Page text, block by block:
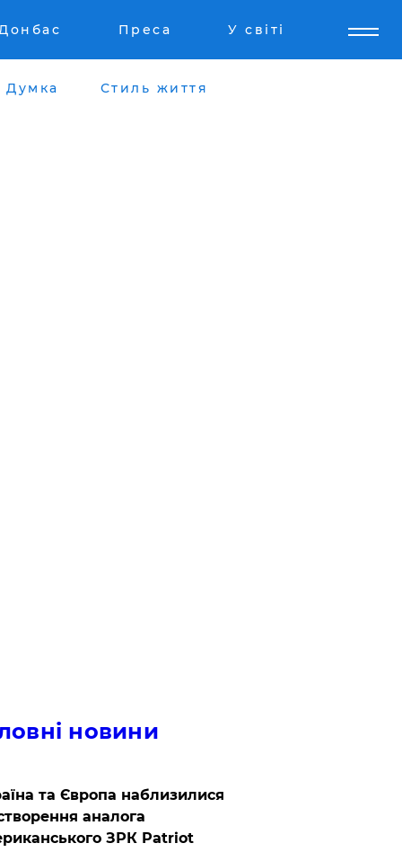
Преса У світі
Думка Стиль життя
новини
та Європа наблизилися
аналога
ЗРК Patriot